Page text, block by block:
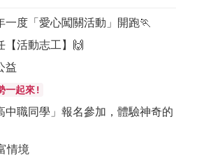
一度「愛心闖關活動」開跑🏃
【活動志工】🙌
益
一起來!
中職同學」報名參加，體驗神奇的
情境